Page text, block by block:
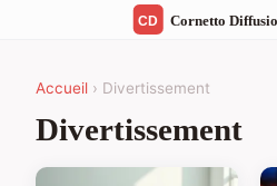
Accueil › Divertissement
Divertissement